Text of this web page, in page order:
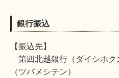
銀行振込
【振込先】
第四北越銀行（ダイシホ
（ツバメシテン）